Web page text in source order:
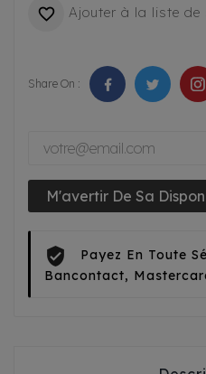
 Ajouter à la liste de
Share On :
M'avertir De Sa
Payez En Toute
Bancontact,